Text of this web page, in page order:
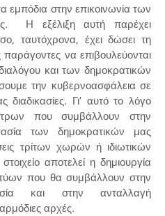
εμπόδια στην επικοινωνία των
Η εξέλιξη αυτή παρέχει
ταυτόχρονα, έχει δώσει τη
να επιβουλεύονται
και των δημοκρατικών
την κυβερνοασφάλεια σε
διαδικασίες. Γι’ αυτό το λόγο
που συμβάλλουν στην
των δημοκρατικών μας
τρίτων χωρών ή ιδιωτικών
αποτελεί η δημιουργία
που θα συμβάλλουν στην
και στην ανταλλαγή
αρχές.